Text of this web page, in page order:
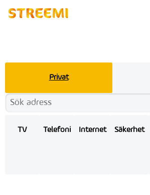
Privat
TV Telefoni Internet Säkerhet